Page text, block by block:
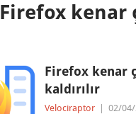
Firefox kenar
Firefox kenar
kaldırılır
Velociraptor 02/